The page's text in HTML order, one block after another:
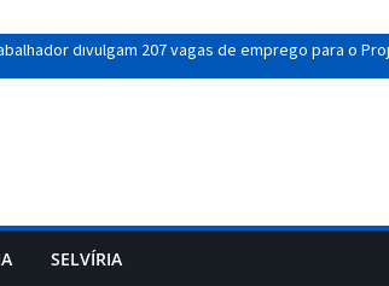
divulgam 207 vagas de emprego para o
SELVÍRIA